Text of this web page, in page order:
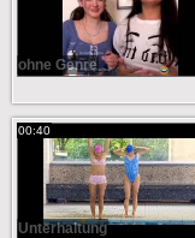
ohne Genre
00:40
Unterhaltung